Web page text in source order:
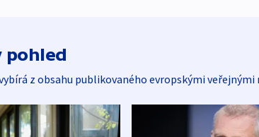
pohled
z obsahu publikovaného evropskými veřejnými